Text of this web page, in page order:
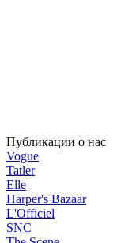
Публикации о нас
Vogue
Tatler
Elle
Harper's Bazaar
L'Officiel
SNC